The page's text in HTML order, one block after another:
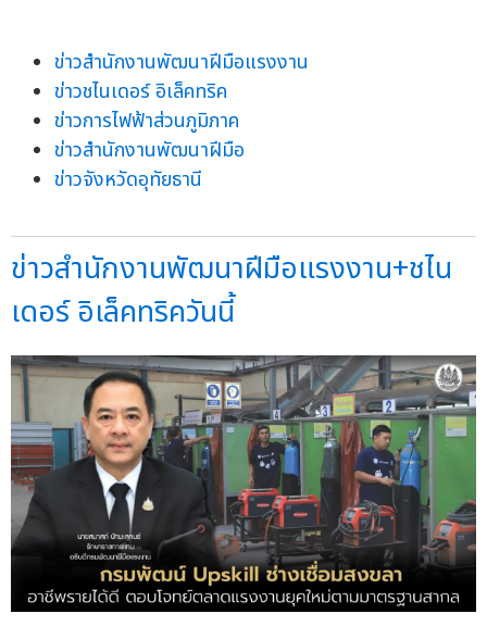
ข่าวสำนักงานพัฒนาฝีมือแรงงาน
ข่าวชไนเดอร์ อิเล็คทริค
ข่าวการไฟฟ้าส่วนภูมิภาค
ข่าวสำนักงานพัฒนาฝีมือ
ข่าวจังหวัดอุทัยธานี
ข่าวสำนักงานพัฒนาฝีมือแรงงาน+ชไน
เดอร์ อิเล็คทริควันนี้